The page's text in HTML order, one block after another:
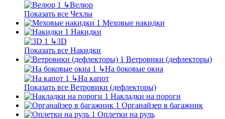
↳Велюр
Показать все Чехлы
Меховые накидки
Накидки
↳3D
Показать все Накидки
Ветровики (дефлекторы)
↳На боковые окна
↳На капот
Показать все Ветровики (дефлекторы)
Накладки на пороги
Органайзер в багажник
Оплетки на руль